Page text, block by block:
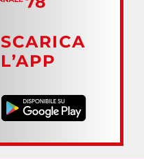
SCARICA
L’APP